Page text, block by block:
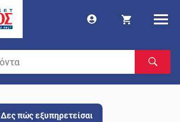
Δες πώς εξυπηρετείσαι